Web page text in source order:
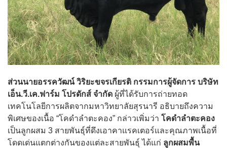
ส่วนนายอรรควัฒน์ วิริยะขจรเกียรติ กรรมการผู้จัดการ บริษัท
เอ็น.วี.เค.ฟาร์ม โปรดักส์ จำกัด ผู้ที่ได้รับการถ่ายทอด
เทคโนโลยีการผลิตจากมหาวิทยาลัยสุรนารี อธิบายถึงความ
พิเศษของเนื้อ “โคดำลำตะคอง” กล่าวเพิ่มว่า โคดำลำตะคอง
เป็นลูกผสม 3 สายพันธุ์ที่ดึงเอาคาแรคเตอร์และคุณภาพเนื้อที่
โดดเด่นแตกต่างกันของแต่ละสายพันธุ์ ได้แก่ ลูกผสมพื้น